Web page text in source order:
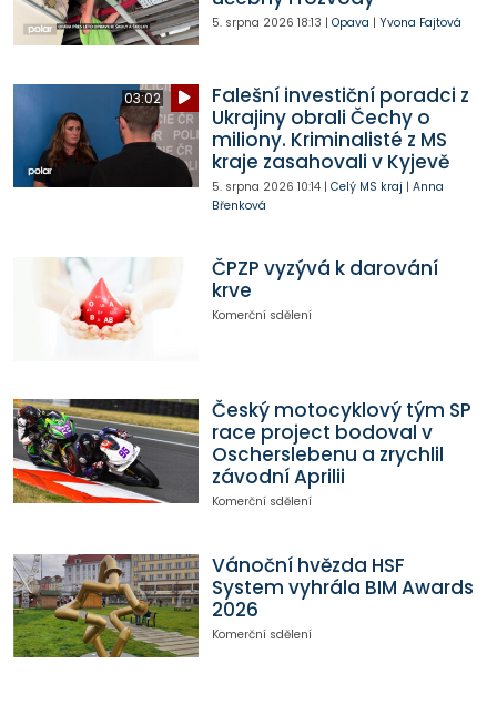
5. srpna 2026 18:13 | Opava | Yvona Fajtová
03:02
Falešní investiční poradci z
Ukrajiny obrali Čechy o
miliony. Kriminalisté z MS
kraje zasahovali v Kyjevě
5. srpna 2026 10:14| Celý MS kraj | Anna
Břenková
ČPZP vyzývá k darování
krve
Komerční sdělení
Český motocyklový tým SP
race project bodoval v
Oscherslebenu a zrychlil
závodní Aprilii
Komerční sdělení
Vánoční hvězda HSF
System vyhrála BIM Awards
2026
Komerční sdělení